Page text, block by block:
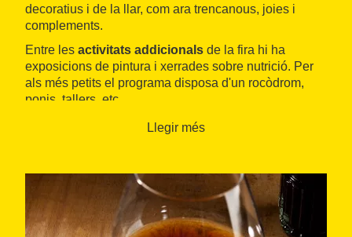
decoratius i de la llar, com ara trencanous, joies i
complements.
Entre les activitats addicionals de la fira hi ha
exposicions de pintura i xerrades sobre nutrició. Per
als més petits el programa disposa d'un rocòdrom,
ponis, tallers, etc.
Llegir més